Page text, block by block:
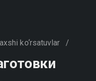
ko‘rsatuvlar /